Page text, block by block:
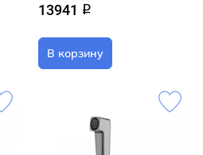
13941 q
В корзину